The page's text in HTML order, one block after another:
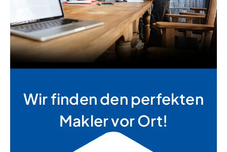
Wir finden den perfekten
Makler vor Ort!